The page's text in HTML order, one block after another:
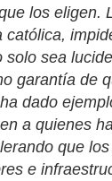
los eligen.
sea
garantía de
dado
a quienes
que
e